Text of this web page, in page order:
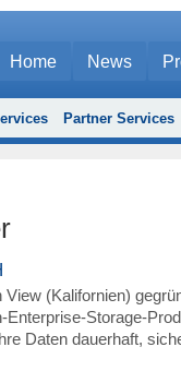
Home News
Partner Services
View (Kalifornien)
Enterprise-Storage-
Daten dauerhaft,